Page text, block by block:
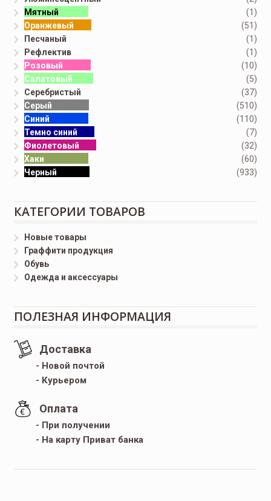
Мятный
(1)
Оранжевый
(51)
Песчаный
(1)
Рефлектив
(1)
Розовый
(10)
Салатовый
(5)
Серебристый
(37)
Серый
(510)
Синий
(110)
Темно синий
(7)
Фиолетовый
(32)
Хаки
(60)
Черный
(933)
КАТЕГОРИИ ТОВАРОВ
Новые товары
Граффити продукция
Обувь
Одежда и аксессуары
ПОЛЕЗНАЯ ИНФОРМАЦИЯ
Доставка
- Новой почтой
- Курьером
Оплата
- При получении
- На карту Приват банка